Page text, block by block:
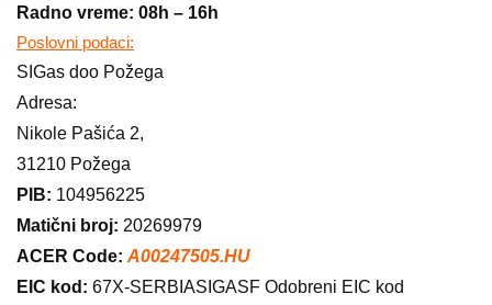
Radno vreme: 08h – 16h
Poslovni podaci:
SIGas doo Požega
Adresa:
Nikole Pašića 2,
31210 Požega
PIB: 104956225
Matični broj: 20269979
ACER Code: A00247505.HU
EIC kod: 67X-SERBIASIGASF Odobreni EIC kod